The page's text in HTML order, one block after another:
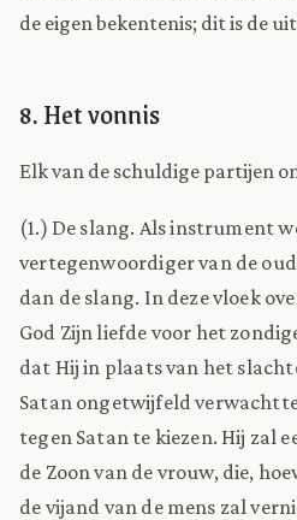
de eigen bekentenis; dit is de
8. Het vonnis
Elk van de schuldige partijen
(1.) De slang. Als instrument
vertegenwoordiger van de
dan de slang. In deze vloek
God Zijn liefde voor het
dat Hij in plaats van het
Satan ongetwijfeld
tegen Satan te kiezen. Hij zal
de Zoon van de vrouw, die,
de vijand van de mens zal